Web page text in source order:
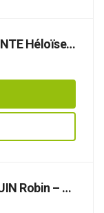
Héloïse
De La
Robin – 7
mur de